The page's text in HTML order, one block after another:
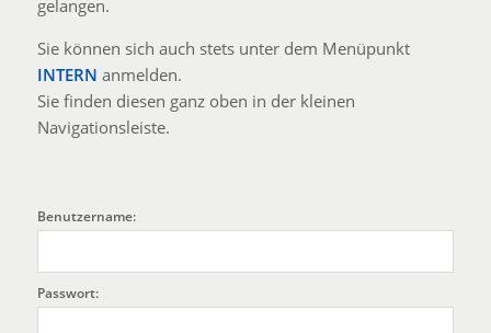
gelangen.
Sie können sich auch stets unter dem Menüpunkt
INTERN anmelden.
Sie finden diesen ganz oben in der kleinen
Navigationsleiste.
Passwort